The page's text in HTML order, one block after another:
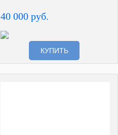
40 000 руб.
КУПИТЬ